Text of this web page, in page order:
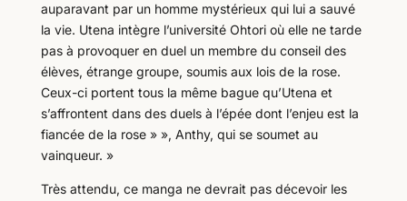
auparavant par un homme mystérieux qui lui a sauvé
la vie. Utena intègre l’université Ohtori où elle ne tarde
pas à provoquer en duel un membre du conseil des
élèves, étrange groupe, soumis aux lois de la rose.
Ceux-ci portent tous la même bague qu’Utena et
s’affrontent dans des duels à l’épée dont l’enjeu est la
fiancée de la rose » », Anthy, qui se soumet au
vainqueur. »
Très attendu, ce manga ne devrait pas décevoir les